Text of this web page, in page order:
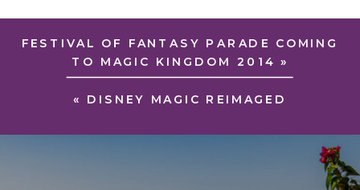
« DISNEY MAGIC REIMAGED
FESTIVAL OF FANTASY PARADE COMING
TO MAGIC KINGDOM 2014 »